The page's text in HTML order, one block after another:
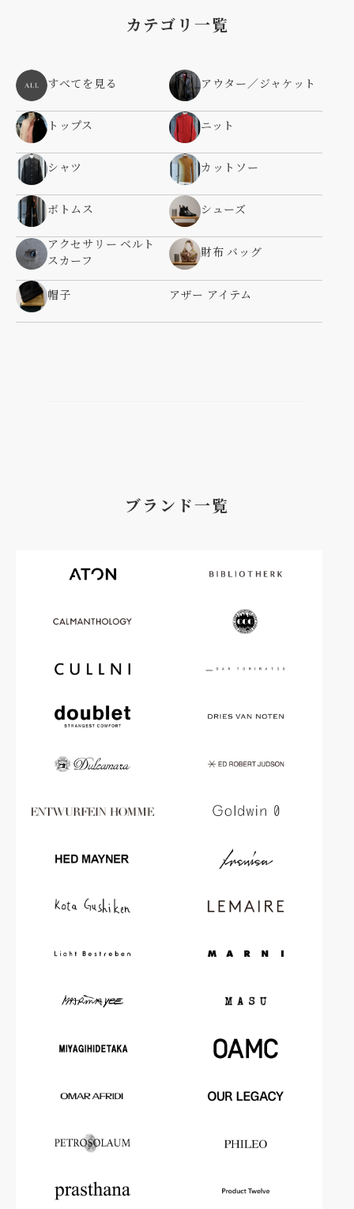
カテゴリ一覧
すべてを見る アウター／ジャケット
トップス ニット
シャツ カットソー
ボトムス シューズ
アクセサリー ベルト
スカーフ
財布 バッグ
帽子 アザー アイテム
ブランド一覧